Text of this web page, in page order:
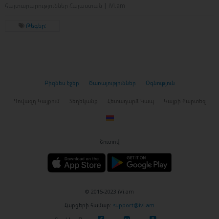
Թեգեր:
Բիզնես էջեր Ծառայություններ Օգնություն
Գովազդ Կայքում Տեղեկանք Հետադարձ Կապ Կայքի Քարտեզ
Շուտով
© 2015-2023 iVi.am
Հարցերի համար: support@ivi.am